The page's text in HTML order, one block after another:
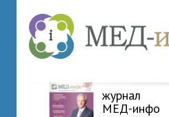
журнал
МЕД-инфо